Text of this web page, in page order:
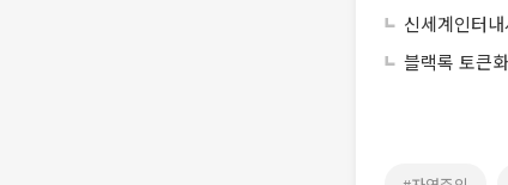
신세계인터
블랙록 토큰